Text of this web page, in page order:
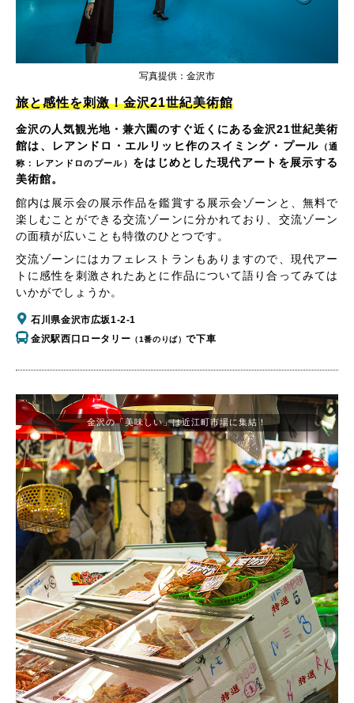
旅と感性を刺激！金沢21世紀美術館
金沢の人気観光地・兼六園のすぐ近くにある金沢21世紀美術
館は、レアンドロ・エルリッヒ作のスイミング・プール （通
称：レアンドロのプール） をはじめとした現代アートを展示する
美術館。
館内は展示会の展示作品を鑑賞する展示会ゾーンと、無料で
楽しむことができる交流ゾーンに分かれており、交流ゾーン
の面積が広いことも特徴のひとつです。
交流ゾーンにはカフェレストランもありますので、現代アー
トに感性を刺激されたあとに作品について語り合ってみては
いかがでしょうか。
石川県金沢市広坂1-2-1
金沢駅西口ロータリー （1番のりば）で下車
写真提供：金沢市
金沢の「美味しい」は近江町市場に集結！